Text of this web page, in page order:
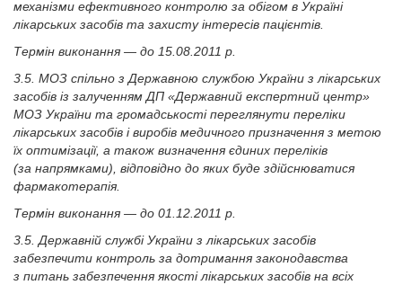
механізми ефективного контролю за обігом в Україні
лікарських засобів та захисту інтересів пацієнтів.
Термін виконання — до 15.08.2011 р.
3.5. МОЗ спільно з Державною службою України з лікарських
засобів із залученням ДП «Державний експертний центр»
МОЗ України та громадськості переглянути переліки
лікарських засобів і виробів медичного призначення з метою
їх оптимізації, а також визначення єдиних переліків
(за напрямками), відповідно до яких буде здійснюватися
фармакотерапія.
Термін виконання — до 01.12.2011 р.
3.5. Державній службі України з лікарських засобів
забезпечити контроль за дотримання законодавства
з питань забезпечення якості лікарських засобів на всіх